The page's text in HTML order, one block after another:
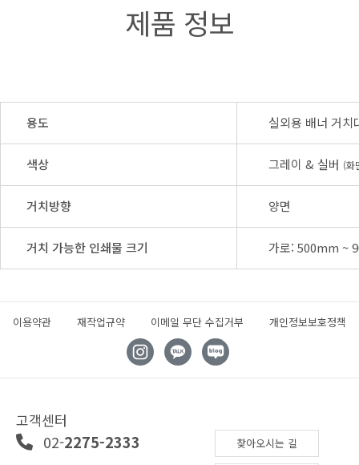
제품 정보
용도 실외용 배너 거치
색상 그레이 & 실버 (화
거치방향 양면
거치 가능한 인쇄물 크기 가로: 500mm ~
이용약관 재작업규약 이메일 무단 수집거부 개인정보보호정책
고객센터
02-2275-2333 찾아오시는 길